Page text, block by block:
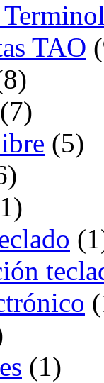
TAO
(7)
(5)
(1)